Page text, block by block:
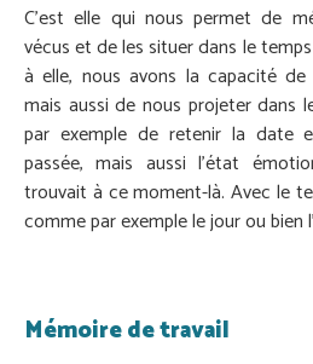
C’est elle qui nous permet de
vécus et de les situer dans le
à elle, nous avons la capacité
mais aussi de nous projeter dans
par exemple de retenir la date
passée, mais aussi l’état
trouvait à ce moment-là. Avec le
comme par exemple le jour ou bien
Mémoire de travail